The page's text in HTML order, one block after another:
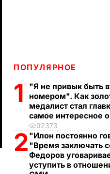
ПОПУЛЯРНОЕ
1
"Я не привык быть
номером". Как
медалист стал
самое интересное
92373
2 "Илон постоянно
"Время заключать
Федоров
уступить в